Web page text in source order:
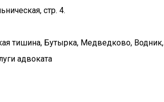
стр. 4.
тишина, Бутырка, Медведково, Водник,
адвоката